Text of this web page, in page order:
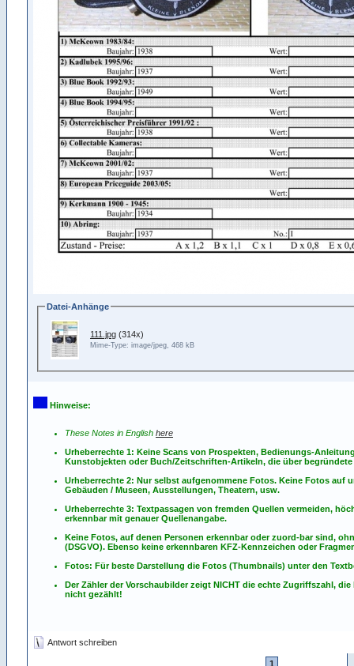
Datei-Anhänge
111.jpg (314x)
Mime-Type: image/jpeg, 468 kB
Hinweise:
These Notes in English here
Urheberrechte 1: Keine Scans von Prospekten, Bedienungs-
Kunstobjekten oder Buch/Zeitschriften-Artikeln, die über
Urheberrechte 2: Nur selbst aufgenommene Fotos. Keine Fotos auf
Gebäuden / Museen, Ausstellungen, Theatern, usw.
Urheberrechte 3: Textpassagen von fremden Quellen vermeiden,
erkennbar mit genauer Quellenangabe.
Keine Fotos, auf denen Personen erkennbar oder zuord-bar sind,
(DSGVO). Ebenso keine erkennbaren KFZ-Kennzeichen oder
Fotos: Für beste Darstellung die Fotos (Thumbnails) unter den
Der Zähler der Vorschaubilder zeigt NICHT die echte Zugriffszahl,
nicht gezählt!
Antwort schreiben
1